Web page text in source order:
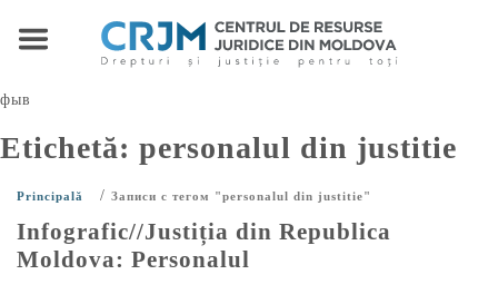
фыв
Etichetă: personalul din justitie
Principală / Записи с тегом "personalul din justitie"
Infografic//Justiția din Republica
Moldova: Personalul